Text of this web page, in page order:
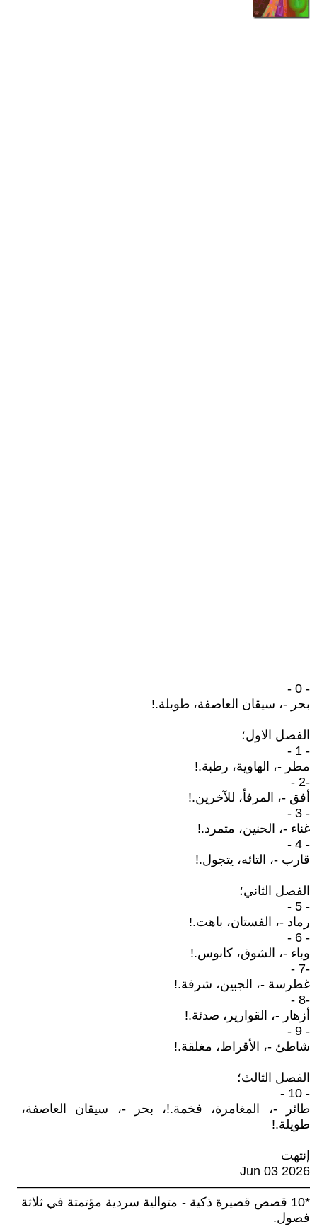
- 0 -
بحر -، سيقان العاصفة، طويلة.!
الفصل الاول؛
- 1 -
مطر -، الهاوية، رطبة.!
-2 -
أفق -، المرفأ، للآخرين.!
- 3 -
غناء -، الحنين، متمرد.!
- 4 -
قارب -، التائه، يتجول.!
الفصل الثاني؛
- 5 -
رماد -، الفستان، باهت.!
- 6 -
وباء -، الشوق، كابوس.!
-7 -
غطرسة -، الجبين، شرفة.!
-8 -
أزهار -، القوارير، صدئة.!
- 9 -
شاطئ -، الأقراط، مغلقة.!
الفصل الثالث؛
- 10 -
طائر -، المغامرة، فخمة.!، بحر -، سيقان العاصفة،
طويلة.!
إنتهت
Jun 03 2026
———————————————————————
*10 قصص قصيرة ذكية - متوالية سردية مؤتمتة في ثلاثة
فصول.